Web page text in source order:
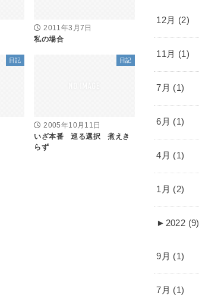
2011年3月7日
私の場合
日記 日記
2005年10月11日
いざ本番 巡る選択 煮えき
らず
12月 (2)
11月 (1)
7月 (1)
6月 (1)
4月 (1)
1月 (2)
► 2022 (9)
9月 (1)
7月 (1)